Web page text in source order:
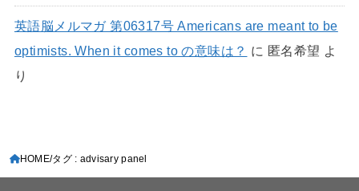
英語脳メルマガ 第06317号 Americans are meant to be
optimists. When it comes to の意味は？ に 匿名希望 よ
り
HOME タグ : advisary panel